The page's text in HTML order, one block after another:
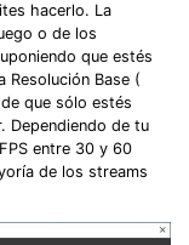
hacerlo.󠀲󠀧󠀨󠀦󠀤󠀧󠀠󠀣󠀳󠀰 La
o de los
que estés
Resolución Base (
que sólo estés
Dependiendo de tu
entre 30 y 60
de los streams